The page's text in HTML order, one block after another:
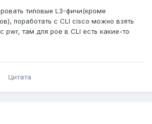
типовые L3-фичи(кроме
поработать с CLI cisco можно взять
pwr, там для poe в CLI есть какие-то
Цитата